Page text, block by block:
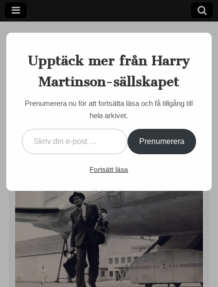
Harry
Martinson-
sällskapet
Ett författarskap som fångar daggdroppen och speglar
kosmos
Harry Martinson om
Lennart Nilsson
admin•10 februari, 2017•0 Comments
Upptäck mer från Harry
Martinson-sällskapet
Prenumerera nu för att fortsätta läsa och få tillgång till
hela arkivet.
Prenumerera
Fortsätt läsa